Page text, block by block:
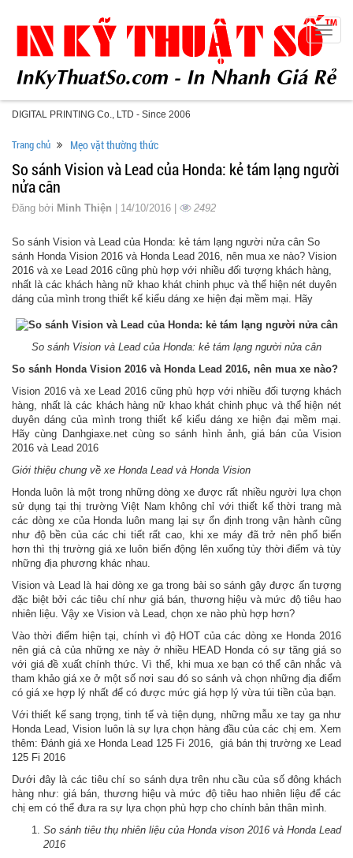
DIGITAL PRINTING Co., LTD - Since 2006
Toggle
Trang chủ Mẹo vặt thường thức
So sánh Vision và Lead của Honda: kẻ tám lạng người
nửa cân
Đăng bởi Minh Thiện | 14/10/2016 | 2492
So sánh Vision và Lead của Honda: kẻ tám lạng người nửa cân So
sánh Honda Vision 2016 và Honda Lead 2016, nên mua xe nào? Vision
2016 và xe Lead 2016 cũng phù hợp với nhiều đối tượng khách hàng,
nhất là các khách hàng nữ khao khát chinh phục và thể hiện nét duyên
dáng của mình trong thiết kế kiểu dáng xe hiện đại mềm mại. Hãy
So sánh Vision và Lead của Honda: kẻ tám lạng người nửa cân
So sánh Honda Vision 2016 và Honda Lead 2016, nên mua xe nào?
Vision 2016 và xe Lead 2016 cũng phù hợp với nhiều đối tượng khách
hàng, nhất là các khách hàng nữ khao khát chinh phục và thể hiện nét
duyên dáng của mình trong thiết kế kiểu dáng xe hiện đại mềm mại.
Hãy cùng Danhgiaxe.net cùng so sánh hình ảnh, giá bán của Vision
2016 và Lead 2016
Giới thiệu chung về xe Honda Lead và Honda Vision
Honda luôn là một trong những dòng xe được rất nhiều người lựa chọn
sử dụng tại thị trường Việt Nam không chỉ với thiết kế thời trang mà
các dòng xe của Honda luôn mang lại sự ổn định trong vận hành cũng
như độ bền của các chi tiết rất cao, khi xe máy đã trở nên phổ biến
hơn thì thị trường giá xe luôn biến động lên xuống tùy thời điểm và tùy
những địa phương khác nhau.
Vision và Lead là hai dòng xe ga trong bài so sánh gây được ấn tượng
đặc biệt bởi các tiêu chí như giá bán, thương hiệu và mức độ tiêu hao
nhiên liệu. Vậy xe Vision và Lead, chọn xe nào phù hợp hơn?
Vào thời điểm hiện tại, chính vì độ HOT của các dòng xe Honda 2016
nên giá cả của những xe này ở nhiều HEAD Honda có sự tăng giá so
với giá đề xuất chính thức. Vì thế, khi mua xe bạn có thể cân nhắc và
tham khảo giá xe ở một số nơi sau đó so sánh và chọn những địa điểm
có giá xe hợp lý nhất để có được mức giá hợp lý vừa túi tiền của bạn.
Với thiết kế sang trọng, tinh tế và tiện dụng, những mẫu xe tay ga như
Honda Lead, Vision luôn là sự lựa chọn hàng đầu của các chị em. Xem
thêm: Đánh giá xe Honda Lead 125 Fi 2016, giá bán thị trường xe Lead
125 Fi 2016
Dưới đây là các tiêu chí so sánh dựa trên nhu cầu của số đông khách
hàng như: giá bán, thương hiệu và mức độ tiêu hao nhiên liệu để các
chị em có thể đưa ra sự lựa chọn phù hợp cho chính bản thân mình.
So sánh tiêu thụ nhiên liệu của Honda vison 2016 và Honda Lead
2016